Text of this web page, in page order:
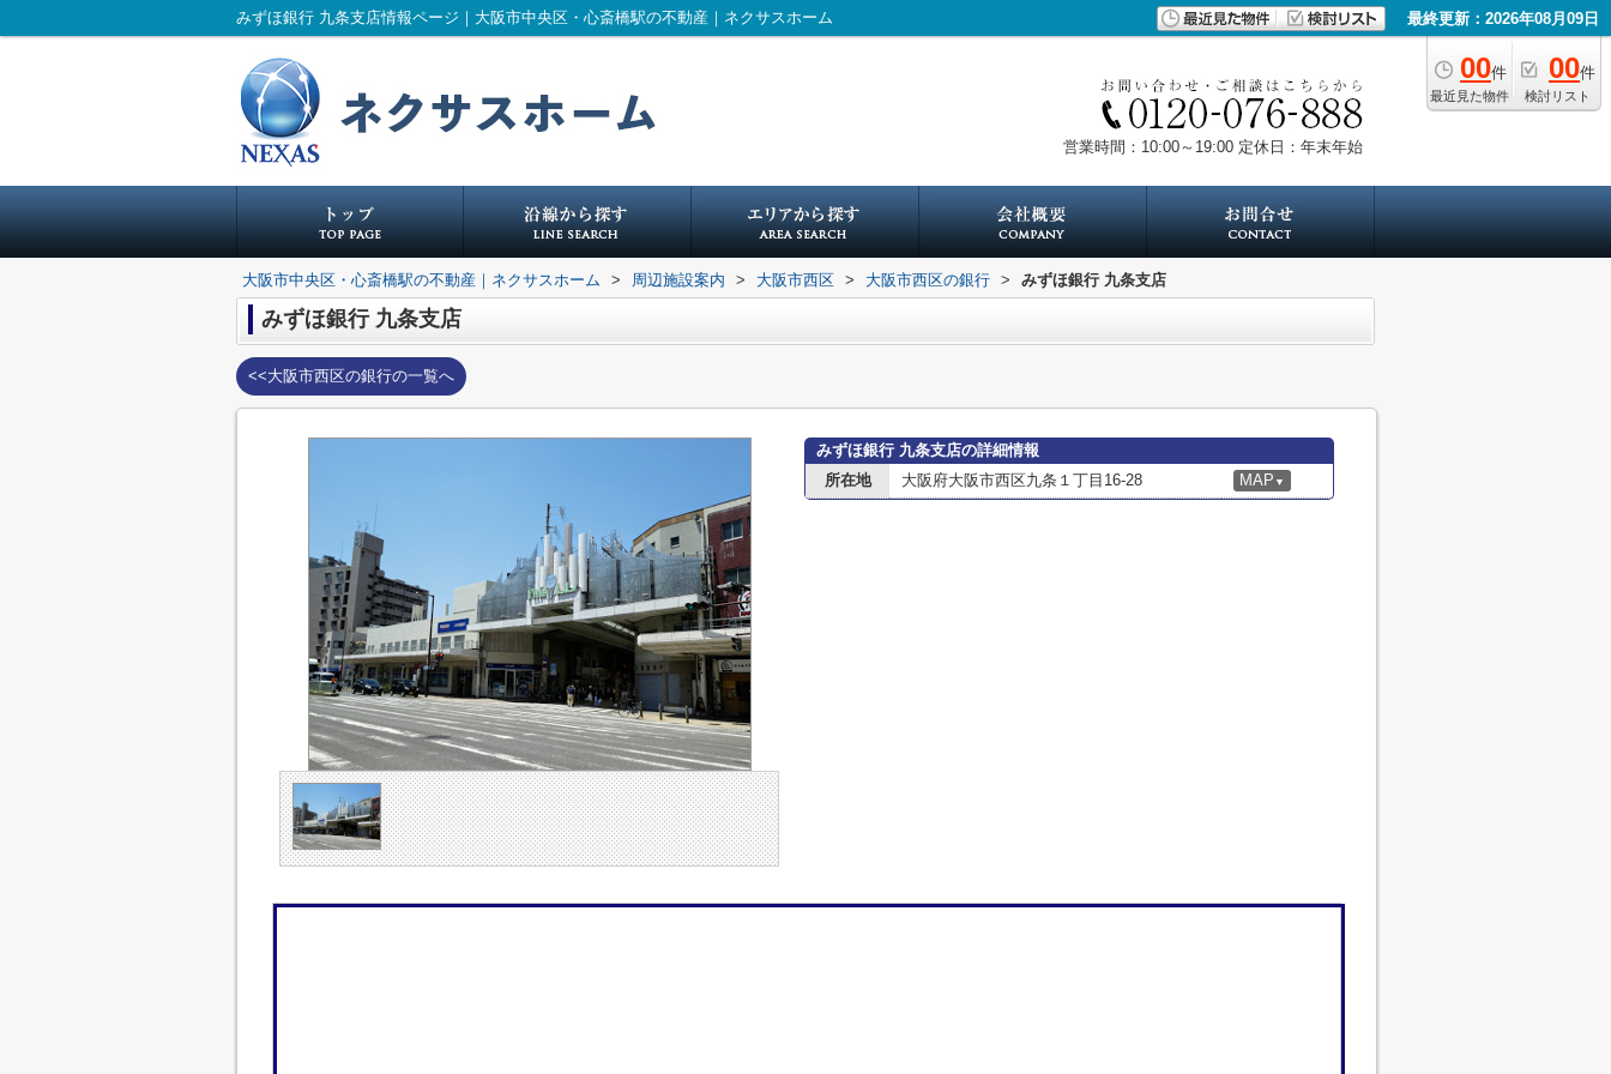
みずほ銀行 九条支店情報ページ｜大阪市中央区・心斎橋駅の不動産｜ネクサスホーム 最終更新：2026年08月09日
00件
最近見た物件
00件
検討リスト
営業時間：10:00～19:00 定休日：年末年始
大阪市中央区・心斎橋駅の不動産｜ネクサスホーム > 周辺施設案内 > 大阪市西区 > 大阪市西区の銀行 > みずほ銀行 九条支店
みずほ銀行 九条支店
<<大阪市西区の銀行の一覧へ
みずほ銀行 九条支店の詳細情報
所在地
大阪府大阪市西区九条１丁目16-28 MAP ▼